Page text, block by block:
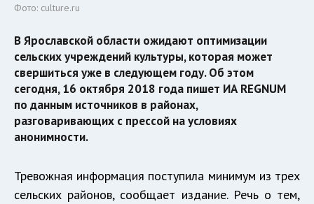
Фото: culture.ru
В Ярославской области ожидают оптимизации
сельских учреждений культуры, которая может
свершиться уже в следующем году. Об этом
сегодня, 16 октября 2018 года пишет ИА REGNUM
по данным источников в районах,
разговаривающих с прессой на условиях
анонимности.
Тревожная информация поступила минимум из трех
сельских районов, сообщает издание. Речь о тем,